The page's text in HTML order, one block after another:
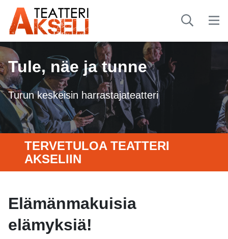
Tule, näe ja tunne
Turun keskeisin harrastajateatteri
TERVETULOA TEATTERI
AKSELIIN
Elämänmakuisia
elämyksiä!